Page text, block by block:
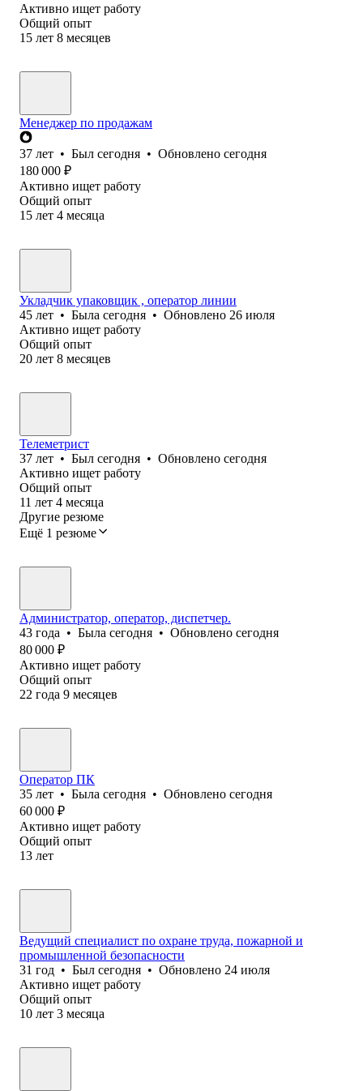
Активно ищет работу
Общий опыт
15 лет 8 месяцев
Менеджер по продажам
37 лет • Был сегодня • Обновлено сегодня
180 000 ₽
Активно ищет работу
Общий опыт
15 лет 4 месяца
Укладчик упаковщик , оператор линии
45 лет • Была сегодня • Обновлено 26 июля
Активно ищет работу
Общий опыт
20 лет 8 месяцев
Телеметрист
37 лет • Был сегодня • Обновлено сегодня
Активно ищет работу
Общий опыт
11 лет 4 месяца
Другие резюме
Ещё 1 резюме
Администратор, оператор, диспетчер.
43 года • Была сегодня • Обновлено сегодня
80 000 ₽
Активно ищет работу
Общий опыт
22 года 9 месяцев
Оператор ПК
35 лет • Была сегодня • Обновлено сегодня
60 000 ₽
Активно ищет работу
Общий опыт
13 лет
Ведущий специалист по охране труда, пожарной и
промышленной безопасности
31 год • Был сегодня • Обновлено 24 июля
Активно ищет работу
Общий опыт
10 лет 3 месяца